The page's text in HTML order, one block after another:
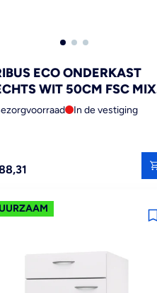
ECO ONDERKAST
WIT 50CM FSC MIX
In de vestiging